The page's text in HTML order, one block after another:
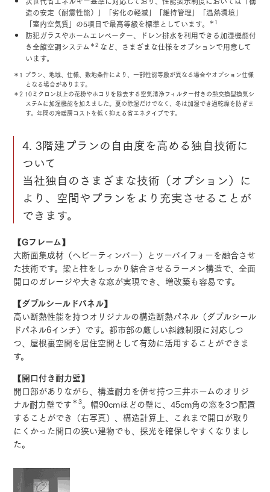
造の安定（耐震性能）」「劣化の軽減」「維持管理」「温熱環境」
「室内空気質」の5項目で最高等級を標準としています。
＊1
防犯ガラスやホームエレベーター、ドレン排水を利用できる加湿機能付
き全館空調システム ＊2 など、さまざまな仕様をオプションで用意して
います。
＊1 プラン、地域、仕様、敷地条件により、一部性能等級が異なる場合やオプション仕様
となる場合があります。
＊2 10ミクロン以上の花粉やホコリを除去する空気清浄フィルター付きの熱交換型換気シ
ステムに加湿機能を加えました。夏の除湿だけでなく、冬は加湿でき過乾燥を防ぎま
す。年間の冷暖房コストを低く抑える省エネタイプです。
4. 3階建プランの自由度を高める独自技術に
ついて
当社独自のさまざまな技術（オプション）に
より、空間やプランをより充実させることが
できます。
【Gフレーム】
大断面集成材（ヘビーティンバー）とツーバイフォーを融合させ
た技術です。梁と柱をしっかり結合させるラーメン構造で、全面
開口のガレージや大きな窓が実現でき、増改築も容易です。
【ダブルシールドパネル】
高い断熱性能を持つオリジナルの構造断熱パネル（ダブルシール
ドパネル6インチ）です。都市部の厳しい斜線制限に対応しつ
つ、屋根裏空間を居住空間として有効に活用することができま
す。
【開口付き耐力壁】
開口部がありながら、構造耐力を併せ持つ三井ホームのオリジ
ナル耐力壁です＊3。幅90cmほどの壁に、45cm角の窓を3つ配置
することができ（右写真）、構造計算上、これまで開口が取り
にくかった間口の狭い建物でも、採光を確保しやすくなりまし
た。